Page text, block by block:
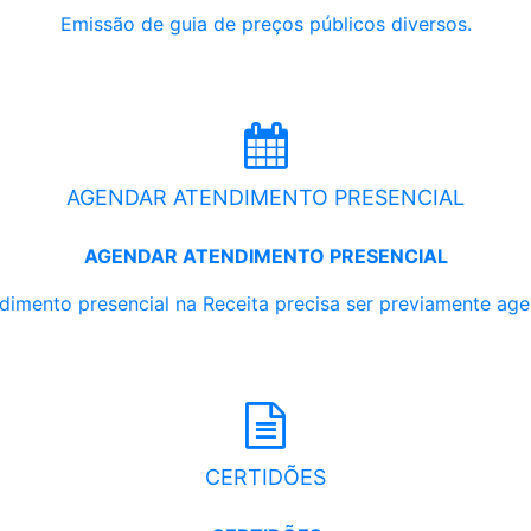
Emissão de guia de preços públicos diversos.
AGENDAR ATENDIMENTO PRESENCIAL
AGENDAR ATENDIMENTO PRESENCIAL
presencial na Receita precisa ser previamente
CERTIDÕES